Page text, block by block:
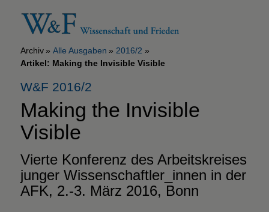
Archiv Alle Ausgaben
2016/2
Artikel: Making the Invisible Visible
W&F 2016/2
Making the Invisible
Visible
Vierte Konferenz des Arbeitskreises
junger Wissenschaftler_innen in der
AFK, 2.-3. März 2016, Bonn